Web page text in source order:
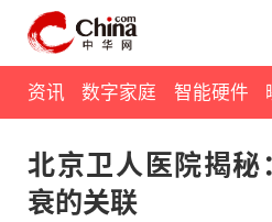
资讯 数字家庭 智能硬件
北京卫人医院揭
衰的关联